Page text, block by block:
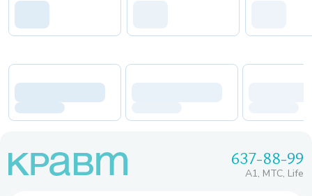
637-88-99
A1, МТС, Life